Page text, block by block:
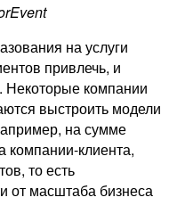
на услуги
привлечь, и
Некоторые компании
выстроить модели
на сумме
компании-клиента,
то есть
от масштаба бизнеса